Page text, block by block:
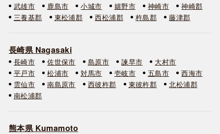
武雄市
鹿島市 小城市 嬉野市 神崎市
神崎郡
三養基郡
東松浦郡 西松浦郡 杵島郡 藤津郡
長崎県 Nagasaki
長崎市 佐世保市 島原市 諫早市
大村市
平戸市
松浦市 対馬市 壱岐市 五島市
西海市
雲仙市
南島原市 西彼杵郡 東彼杵郡
北松浦郡
南松浦郡
熊本県 Kumamoto